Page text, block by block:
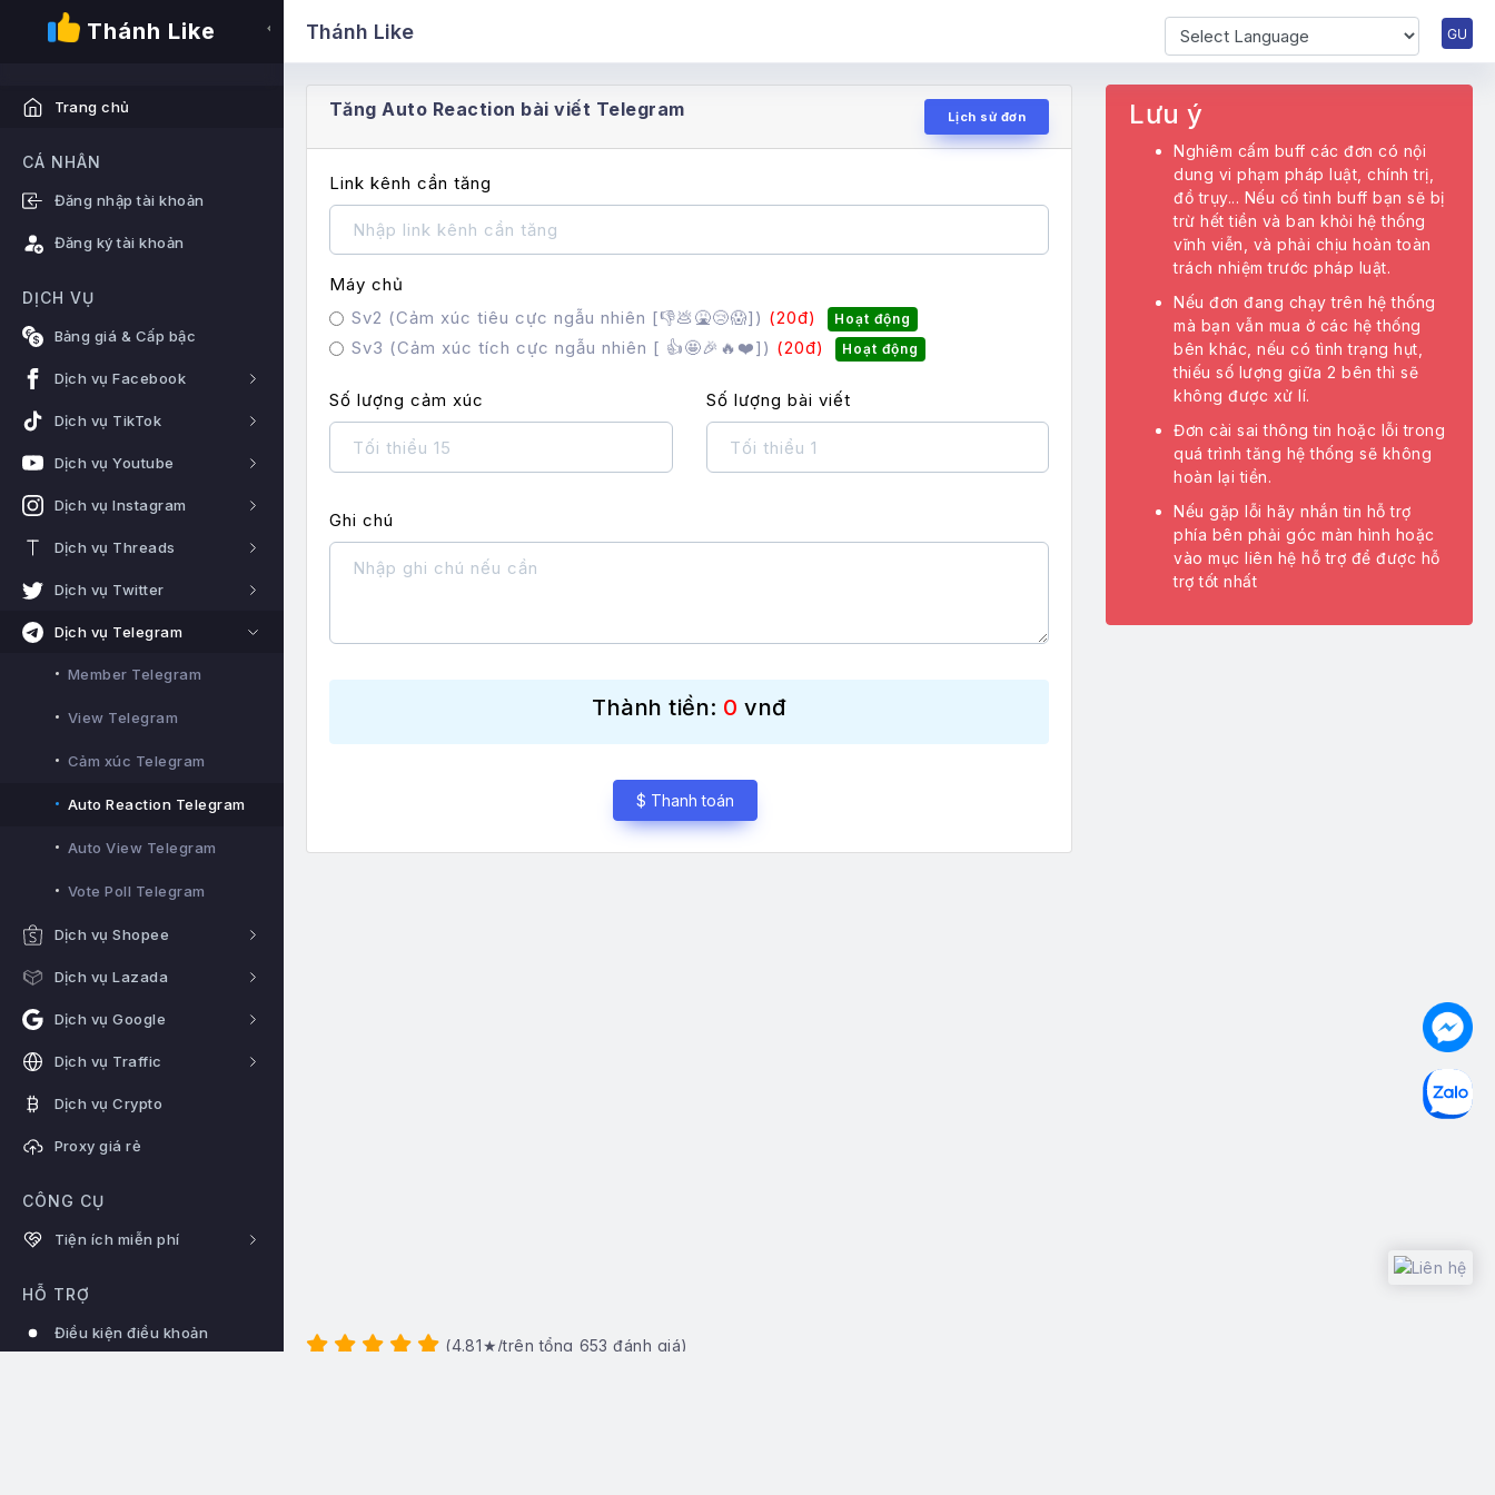
Thánh Like
Powered by
Thánh Like
Trang chủ
CÁ NHÂN
Đăng nhập tài khoản
Đăng ký tài khoản
DỊCH VỤ
Bảng giá & Cấp bậc
Dịch vụ Facebook
Dịch vụ TikTok
Dịch vụ Youtube
Dịch vụ Instagram
Dịch vụ Threads
Dịch vụ Twitter
Dịch vụ Telegram
Member Telegram
View Telegram
Cảm xúc Telegram
Auto Reaction Telegram
Auto View Telegram
Vote Poll Telegram
Dịch vụ Shopee
Dịch vụ Lazada
Dịch vụ Google
Dịch vụ Traffic
Dịch vụ Crypto
Proxy giá rẻ
CÔNG CỤ
Tiện ích miễn phí
HỖ TRỢ
Điều kiện điều khoản
Tăng Auto Reaction bài viết Telegram Lịch sử đơn
Link kênh cần tăng
Máy chủ
Sv2 (Cảm xúc tiêu cực ngẫu nhiên [👎💩🤮😢😱]) (20đ) Hoạt động
Sv3 (Cảm xúc tích cực ngẫu nhiên [ 👍🤩🎉🔥❤️]) (20đ) Hoạt động
Số lượng cảm xúc Số lượng bài viết
Ghi chú
Thành tiền: 0 vnđ
$ Thanh toán
Lưu ý
Nghiêm cấm buff các đơn có nội
dung vi phạm pháp luật, chính trị,
đồ trụy... Nếu cố tình buff bạn sẽ bị
trừ hết tiền và ban khỏi hệ thống
vĩnh viễn, và phải chịu hoàn toàn
trách nhiệm trước pháp luật.
Nếu đơn đang chạy trên hệ thống
mà bạn vẫn mua ở các hệ thống
bên khác, nếu có tình trạng hụt,
thiếu số lượng giữa 2 bên thì sẽ
không được xử lí.
Đơn cài sai thông tin hoặc lỗi trong
quá trình tăng hệ thống sẽ không
hoàn lại tiền.
Nếu gặp lỗi hãy nhắn tin hỗ trợ
phía bên phải góc màn hình hoặc
vào mục liên hệ hỗ trợ để được hỗ
trợ tốt nhất
(4.81★/trên tổng 653 đánh giá)